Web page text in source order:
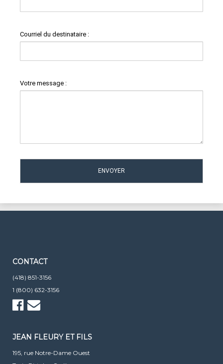
Courriel du destinataire :
Votre message :
CONTACT
(418) 851-3156
1 (800) 632-3156
JEAN FLEURY ET FILS
195, rue Notre-Dame Ouest